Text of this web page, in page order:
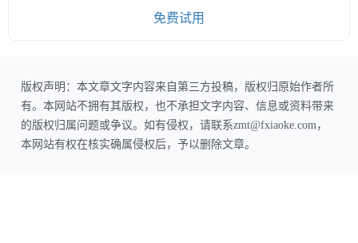
免费试用
版权声明：本文章文字内容来自第三方投稿，版权归原始作者所
有。本网站不拥有其版权，也不承担文字内容、信息或资料带来
的版权归属问题或争议。如有侵权，请联系zmt@fxiaoke.com，
本网站有权在核实确属侵权后，予以删除文章。